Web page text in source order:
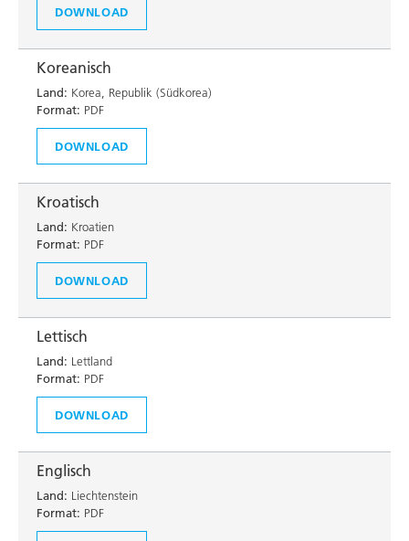
DOWNLOAD
Koreanisch
Land: Korea, Republik (Südkorea)
Format: PDF
DOWNLOAD
Kroatisch
Land: Kroatien
Format: PDF
DOWNLOAD
Lettisch
Land: Lettland
Format: PDF
DOWNLOAD
Englisch
Land: Liechtenstein
Format: PDF